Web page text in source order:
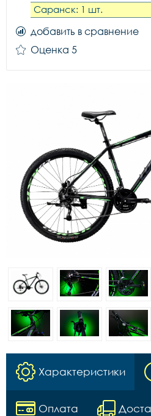
Саранск: 1 шт.
добавить в сравнение
Оценка 5
Характеристики
Оплата